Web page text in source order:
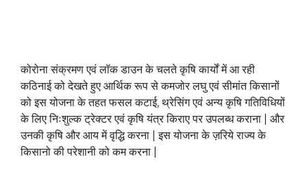
कोरोना संक्रमण एवं लॉक डाउन के चलते कृषि कार्यों में आ रही
कठिनाई को देखते हुए आर्थिक रूप से कमजोर लघु एवं सीमांत किसानों
को इस योजना के तहत फसल कटाई, थ्रेसिंग एवं अन्य कृषि गतिविधियों
के लिए निःशुल्क ट्रेक्टर एवं कृषि यंत्र किराए पर उपलब्ध कराना | और
उनकी कृषि और आय में वृद्धि करना | इस योजना के ज़रिये राज्य के
किसानो की परेशानी को कम करना |